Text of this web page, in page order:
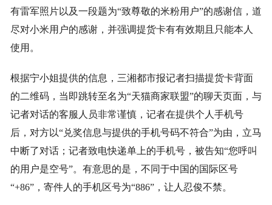
有雷军照片以及一段题为“致尊敬的米粉用户”的感谢信，道
尽对小米用户的感谢，并强调提货卡有有效期且只能本人
使用。
根据宁小姐提供的信息，三湘都市报记者扫描提货卡背面
的二维码，当即跳转至名为“天猫商家联盟”的聊天页面，与
记者对话的客服人员非常谨慎，记者在提供个人手机号
后，对方以“兑奖信息与提供的手机号码不符合”为由，立马
中断了对话；记者致电快递单上的手机号，被告知“您呼叫
的用户是空号”。有意思的是，不同于中国的国际区号
“+86”，寄件人的手机区号为“886”，让人忍俊不禁。